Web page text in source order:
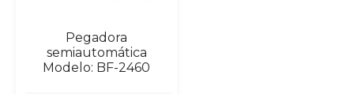
Pegadora
semiautomática
Modelo: BF-2460